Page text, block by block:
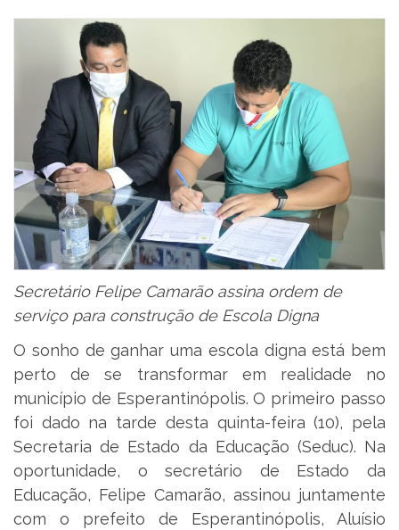
Secretário Felipe Camarão assina ordem de
serviço para construção de Escola Digna
O sonho de ganhar uma escola digna está bem
perto de se transformar em realidade no
município de Esperantinópolis. O primeiro passo
foi dado na tarde desta quinta-feira (10), pela
Secretaria de Estado da Educação (Seduc). Na
oportunidade, o secretário de Estado da
Educação, Felipe Camarão, assinou juntamente
com o prefeito de Esperantinópolis, Aluísio